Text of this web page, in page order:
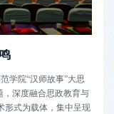
学院“汉师故事”大思
，深度融合思政教育与
形式为载体，集中呈现